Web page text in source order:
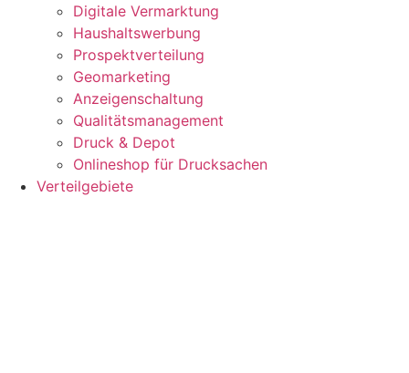
Digitale Vermarktung
Haushaltswerbung
Prospektverteilung
Geomarketing
Anzeigenschaltung
Qualitätsmanagement
Druck & Depot
Onlineshop für Drucksachen
Verteilgebiete